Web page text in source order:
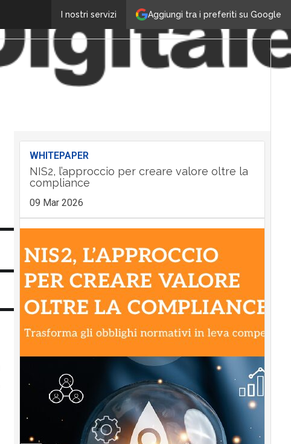
Aggiungi tra i preferiti su Google
I nostri servizi
WHITEPAPER
NIS2, l’approccio per creare valore oltre la
compliance
09 Mar 2026